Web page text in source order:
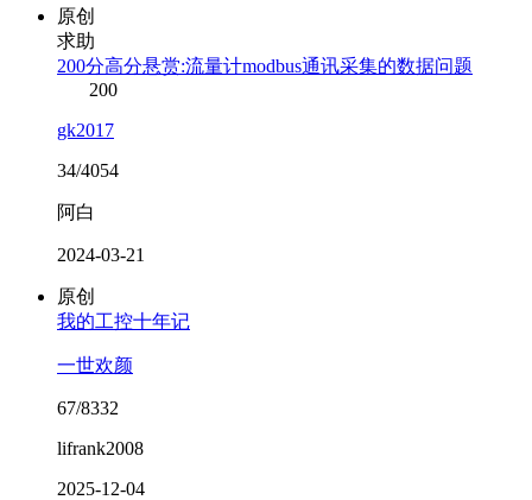
原创
求助
200分高分悬赏:流量计modbus通讯采集的数据问题
200
gk2017
34/4054
阿白
2024-03-21
原创
我的工控十年记
一世欢颜
67/8332
lifrank2008
2025-12-04